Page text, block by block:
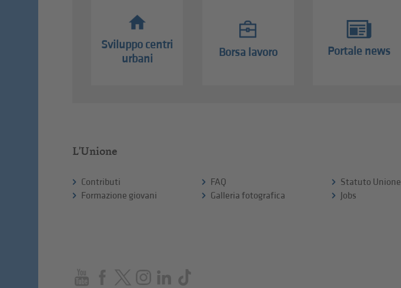
Sviluppo centri
urbani
Borsa lavoro Portale news
L'Unione
Contributi
Formazione giovani
FAQ
Galleria fotografica
Statuto Unione
Jobs